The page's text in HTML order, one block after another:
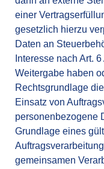
einer
gesetzlich hierzu
Daten an
Interesse nach Art.
Weitergabe haben
Rechtsgrundlage
Einsatz von
personenbezogene
Grundlage eines
gemeinsamen